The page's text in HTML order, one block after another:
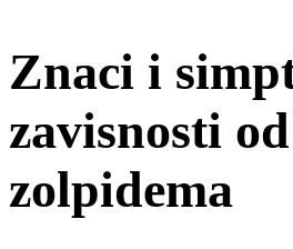
Znaci i
zavisnosti od
zolpidema